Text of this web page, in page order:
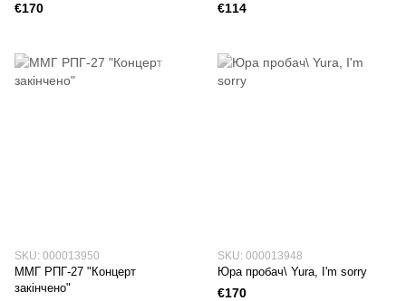
€170 €114
SKU: 000013950
ММГ РПГ-27 "Концерт
закінчено"
SKU: 000013948
Юра пробач\ Yura, I'm sorry
€170